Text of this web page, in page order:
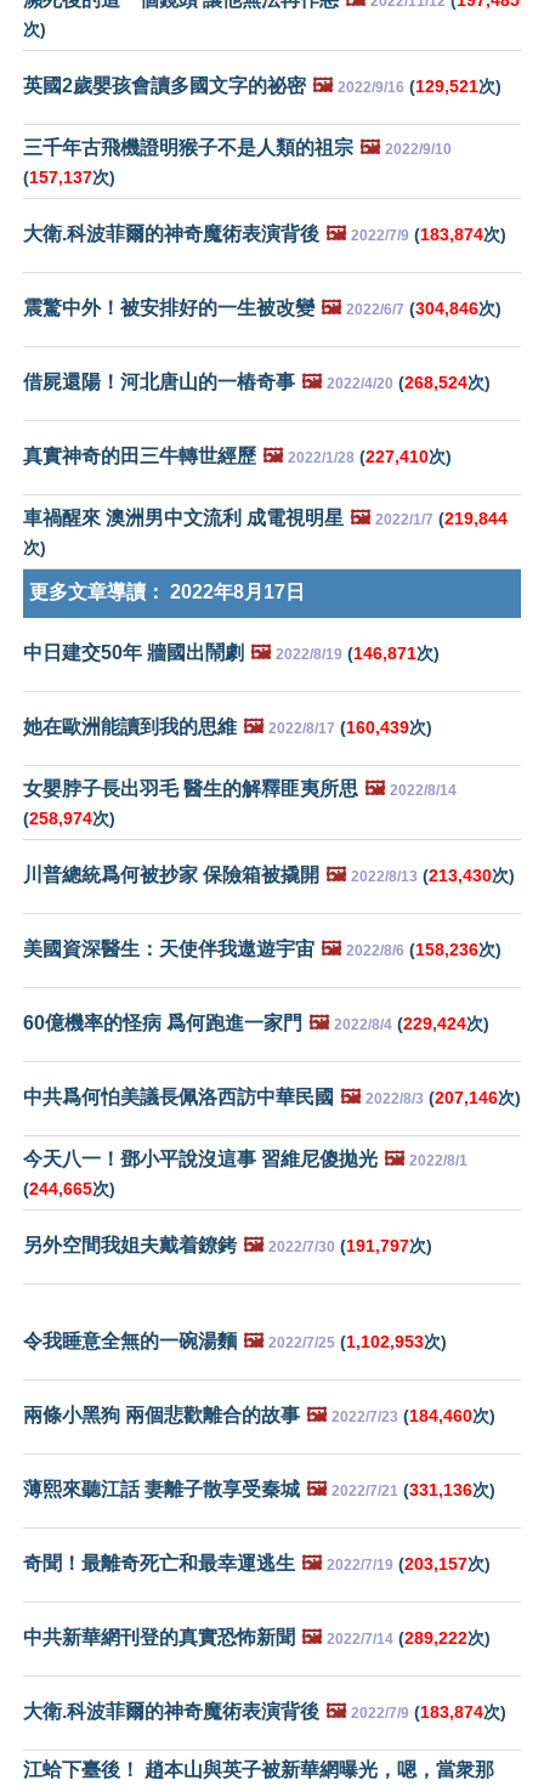
次)
英國2歲嬰孩會讀多國文字的祕密 🖼️ 2022/9/16 (129,521次)
三千年古飛機證明猴子不是人類的祖宗 🖼️ 2022/9/10
(157,137次)
大衛.科波菲爾的神奇魔術表演背後 🖼️ 2022/7/9 (183,874次)
震驚中外！被安排好的一生被改變 🖼️ 2022/6/7 (304,846次)
借屍還陽！河北唐山的一樁奇事 🖼️ 2022/4/20 (268,524次)
真實神奇的田三牛轉世經歷 🖼️ 2022/1/28 (227,410次)
車禍醒來 澳洲男中文流利 成電視明星 🖼️ 2022/1/7 (219,844
次)
更多文章導讀： 2022年8月17日
中日建交50年 牆國出鬧劇 🖼️ 2022/8/19 (146,871次)
她在歐洲能讀到我的思維 🖼️ 2022/8/17 (160,439次)
女嬰脖子長出羽毛 醫生的解釋匪夷所思 🖼️ 2022/8/14
(258,974次)
川普總統爲何被抄家 保險箱被撬開 🖼️ 2022/8/13 (213,430次)
美國資深醫生：天使伴我遨遊宇宙 🖼️ 2022/8/6 (158,236次)
60億機率的怪病 爲何跑進一家門 🖼️ 2022/8/4 (229,424次)
中共爲何怕美議長佩洛西訪中華民國 🖼️ 2022/8/3 (207,146次)
今天八一！鄧小平說沒這事 習維尼傻拋光 🖼️ 2022/8/1
(244,665次)
另外空間我姐夫戴着鐐銬 🖼️ 2022/7/30 (191,797次)
令我睡意全無的一碗湯麵 🖼️ 2022/7/25 (1,102,953次)
兩條小黑狗 兩個悲歡離合的故事 🖼️ 2022/7/23 (184,460次)
薄熙來聽江話 妻離子散享受秦城 🖼️ 2022/7/21 (331,136次)
奇聞！最離奇死亡和最幸運逃生 🖼️ 2022/7/19 (203,157次)
中共新華網刊登的真實恐怖新聞 🖼️ 2022/7/14 (289,222次)
大衛.科波菲爾的神奇魔術表演背後 🖼️ 2022/7/9 (183,874次)
江蛤下臺後！ 趙本山與英子被新華網曝光，嗯，當衆那